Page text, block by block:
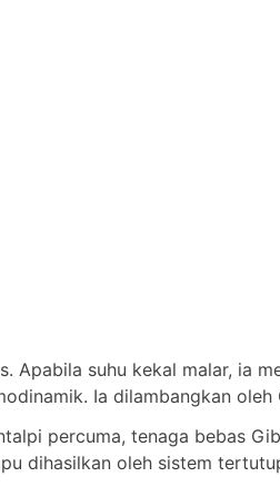
Apabila suhu kekal malar, ia
Ia dilambangkan oleh
percuma, tenaga bebas
dihasilkan oleh sistem